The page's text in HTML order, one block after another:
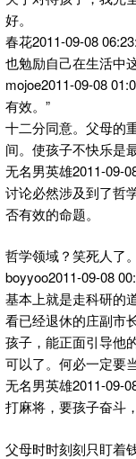
好。
春花2011-09-08
也勉励自己在生活中
mojoe2011-09-08
有效。”
十二分同意。父母的
间。使孩子不快乐是
无名男英雄2011-09-
讨论必然涉及到了哲
否有效的命题。
哲学领域？笑死人了
boyyoo2011-09-08
基本上就是走科研的
看已经退休的庄副市
孩子，能正面引导他
可以了。何必一定要
无名男英雄2011-09-
打麻将，要孩子奋斗
父母时时刻刻只盯着